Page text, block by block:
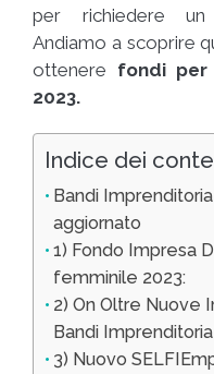
per richiedere un
Andiamo a scoprire
ottenere fondi per
2023.
Indice dei
Bandi
aggiornato
1) Fondo Impresa
femminile 2023:
2) On Oltre Nuove
Bandi
3) Nuovo